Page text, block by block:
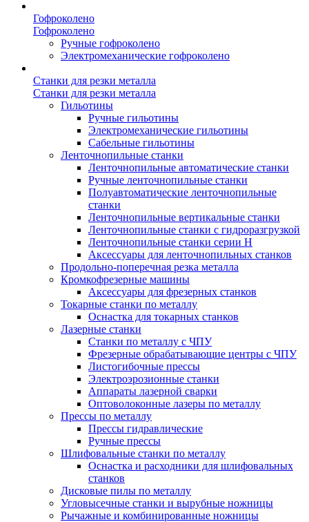
Гофроколено
Гофроколено
Ручные гофроколено
Электромеханические гофроколено
Станки для резки металла
Станки для резки металла
Гильотины
Ручные гильотины
Электромеханические гильотины
Сабельные гильотины
Ленточнопильные станки
Ленточнопильные автоматические станки
Ручные ленточнопильные станки
Полуавтоматические ленточнопильные
станки
Ленточнопильные вертикальные станки
Ленточнопильные станки с гидроразгрузкой
Ленточнопильные станки серии H
Аксессуары для ленточнопильных станков
Продольно-поперечная резка металла
Кромкофрезерные машины
Аксессуары для фрезерных станков
Токарные станки по металлу
Оснастка для токарных станков
Лазерные станки
Станки по металлу с ЧПУ
Фрезерные обрабатывающие центры с ЧПУ
Листогибочные прессы
Электроэрозионные станки
Аппараты лазерной сварки
Оптоволоконные лазеры по металлу
Прессы по металлу
Прессы гидравлические
Ручные прессы
Шлифовальные станки по металлу
Оснастка и расходники для шлифовальных
станков
Дисковые пилы по металлу
Угловысечные станки и вырубные ножницы
Рычажные и комбинированные ножницы